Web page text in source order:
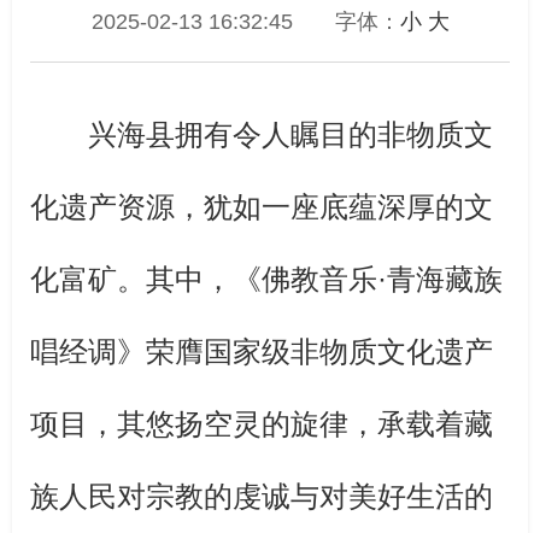
2025-02-13 16:32:45 字体： 小 大
兴海县拥有令人瞩目的非物质文
化遗产资源，犹如一座底蕴深厚的文
化富矿。其中，《佛教音乐·青海藏族
唱经调》荣膺国家级非物质文化遗产
项目，其悠扬空灵的旋律，承载着藏
族人民对宗教的虔诚与对美好生活的